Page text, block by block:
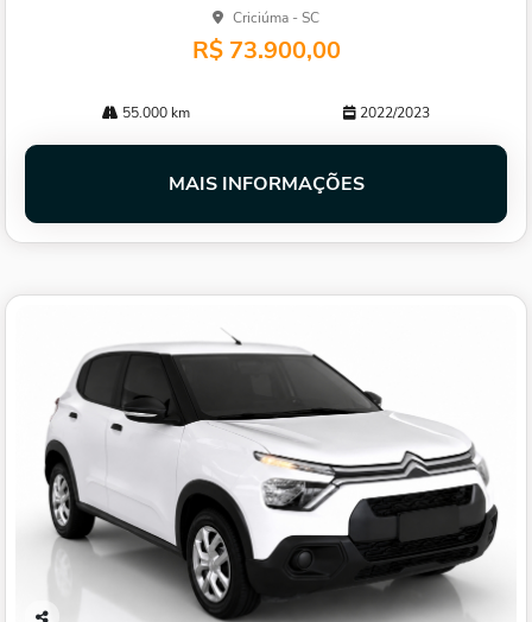
Criciúma - SC
R$ 73.900,00
55.000 km 2022/2023
MAIS INFORMAÇÕES